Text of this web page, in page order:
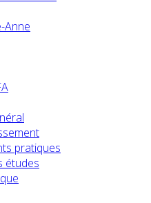
Anne
pratiques
études